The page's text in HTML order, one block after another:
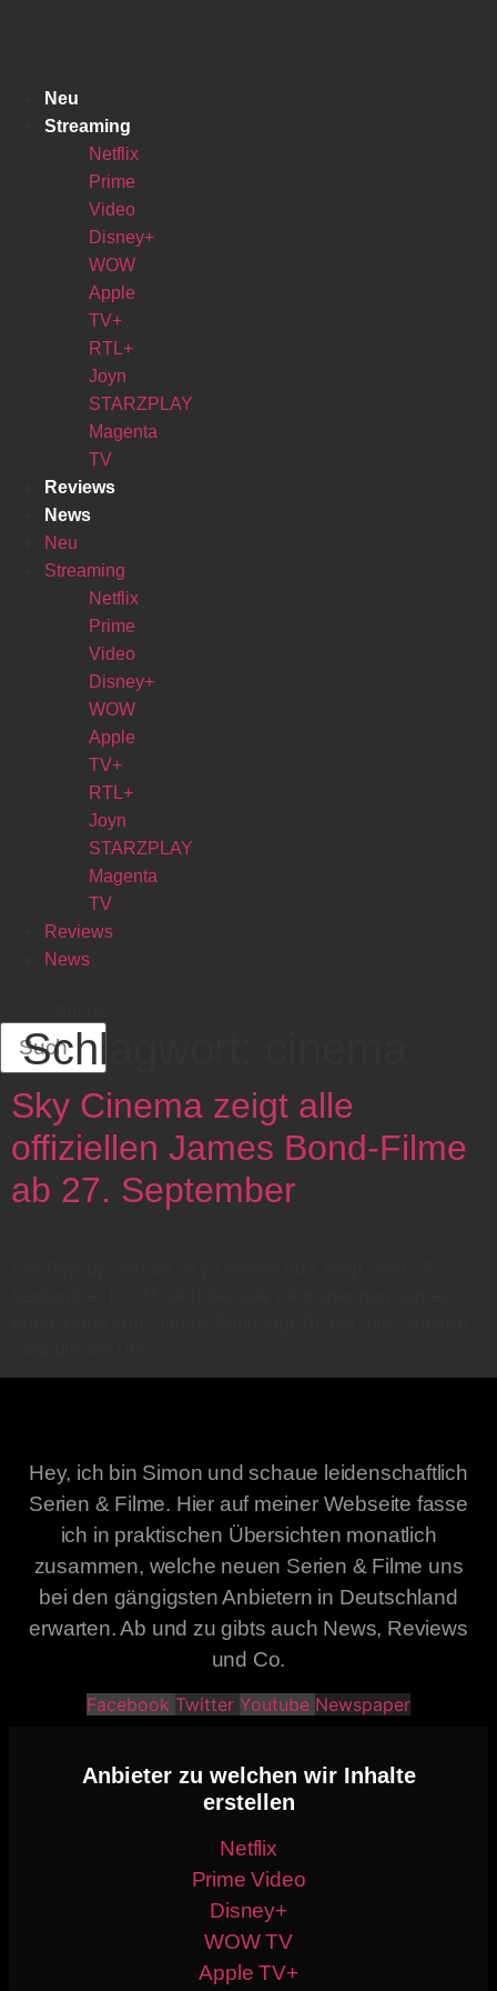
Neu
Streaming
Netflix
Prime
Video
Disney+
WOW
Apple
TV+
RTL+
Joyn
STARZPLAY
Magenta
TV
Reviews
News
Neu
Streaming
Netflix
Prime
Video
Disney+
WOW
Apple
TV+
RTL+
Joyn
STARZPLAY
Magenta
TV
Reviews
News
Schlagwort:
Sky Cinema zeigt alle
offiziellen James Bond-Filme
ab 27. September
Hey, ich bin Simon und schaue leidenschaftlich
Serien & Filme. Hier auf meiner Webseite fasse
ich in praktischen Übersichten monatlich
zusammen, welche neuen Serien & Filme uns
bei den gängigsten Anbietern in Deutschland
erwarten. Ab und zu gibts auch News, Reviews
und Co.
Facebook Twitter Youtube Newspaper
Anbieter zu welchen wir Inhalte
erstellen
Netflix
Prime Video
Disney+
WOW TV
Apple TV+